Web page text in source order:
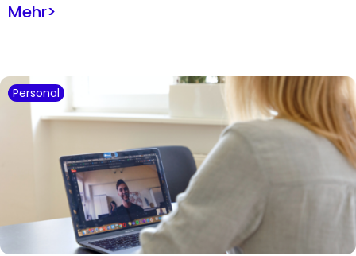
Mehr>
Personal